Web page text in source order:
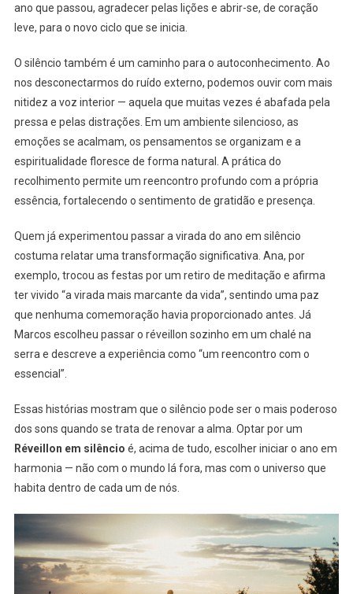
ano que passou, agradecer pelas lições e abrir-se, de coração
leve, para o novo ciclo que se inicia.
O silêncio também é um caminho para o autoconhecimento. Ao
nos desconectarmos do ruído externo, podemos ouvir com mais
nitidez a voz interior — aquela que muitas vezes é abafada pela
pressa e pelas distrações. Em um ambiente silencioso, as
emoções se acalmam, os pensamentos se organizam e a
espiritualidade floresce de forma natural. A prática do
recolhimento permite um reencontro profundo com a própria
essência, fortalecendo o sentimento de gratidão e presença.
Quem já experimentou passar a virada do ano em silêncio
costuma relatar uma transformação significativa. Ana, por
exemplo, trocou as festas por um retiro de meditação e afirma
ter vivido “a virada mais marcante da vida”, sentindo uma paz
que nenhuma comemoração havia proporcionado antes. Já
Marcos escolheu passar o réveillon sozinho em um chalé na
serra e descreve a experiência como “um reencontro com o
essencial”.
Essas histórias mostram que o silêncio pode ser o mais poderoso
dos sons quando se trata de renovar a alma. Optar por um
Réveillon em silêncio é, acima de tudo, escolher iniciar o ano em
harmonia — não com o mundo lá fora, mas com o universo que
habita dentro de cada um de nós.